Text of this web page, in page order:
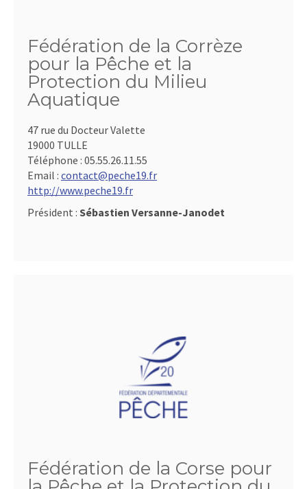
Fédération de la Corrèze
pour la Pêche et la
Protection du Milieu
Aquatique
47 rue du Docteur Valette
19000 TULLE
Téléphone : 05.55.26.11.55
Email : contact@peche19.fr
http://www.peche19.fr
Président : Sébastien Versanne-Janodet
Fédération de la Corse pour